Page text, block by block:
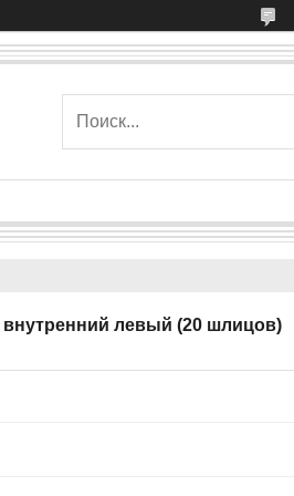
внутренний левый (20 шлицов)